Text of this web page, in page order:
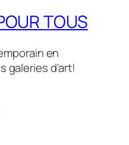
TOUS
en
galeries d'art!